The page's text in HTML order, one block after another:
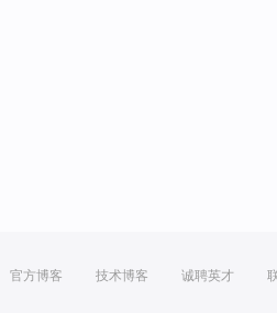
官方博客 技术博客 诚聘英才